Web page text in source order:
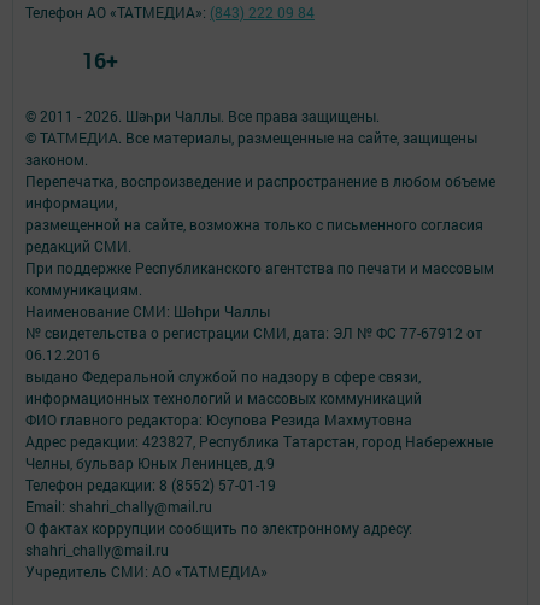
© 2011 - 2026. Шәһри Чаллы. Все права защищены.
© ТАТМЕДИА. Все материалы, размещенные на сайте, защищены
законом.
Перепечатка, воспроизведение и распространение в любом объеме
информации,
размещенной на сайте, возможна только с письменного согласия
редакций СМИ.
При поддержке Республиканского агентства по печати и массовым
коммуникациям.
Наименование СМИ: Шəhри Чаллы
№ свидетельства о регистрации СМИ, дата: ЭЛ № ФС 77-67912 от
06.12.2016
выдано Федеральной службой по надзору в сфере связи,
информационных технологий и массовых коммуникаций
ФИО главного редактора: Юсупова Резида Махмутовна
Адрес редакции: 423827, Республика Татарстан, город Набережные
Челны, бульвар Юных Ленинцев, д.9
Телефон редакции: 8 (8552) 57-01-19
Email: shahri_chally@mail.ru
О фактах коррупции сообщить по электронному адресу:
shahri_chally@mail.ru
Учредитель СМИ: АО «ТАТМЕДИА»
Телефон АО «ТАТМЕДИА»: (843) 222 09 84
16+